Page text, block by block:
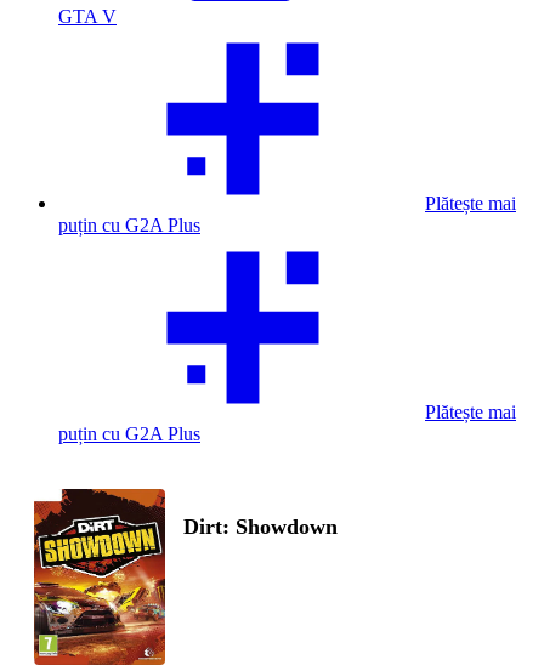
GTA V
Plătește mai
puțin cu G2A Plus
Plătește mai
puțin cu G2A Plus
Dirt: Showdown